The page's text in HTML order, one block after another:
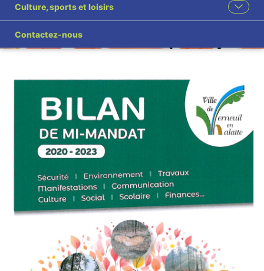
Culture, sports et loisirs
Contactez-nous
BILAN MI-MANDAT 2020-2023